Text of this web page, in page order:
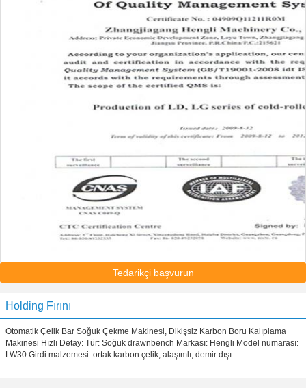
Tedarikçi başvurun
Holding Fırını
Otomatik Çelik Bar Soğuk Çekme Makinesi, Dikişsiz Karbon Boru Kalıplama
Makinesi Hızlı Detay: Tür: Soğuk drawnbench Markası: Hengli Model numarası:
LW30 Girdi malzemesi: ortak karbon çelik, alaşımlı, demir dışı ...